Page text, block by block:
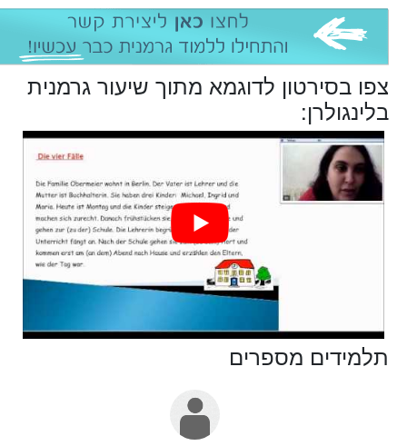
צפו בסירטון לדוגמא מתוך שיעור גרמנית
בלינגולרן:
תלמידים מספרים